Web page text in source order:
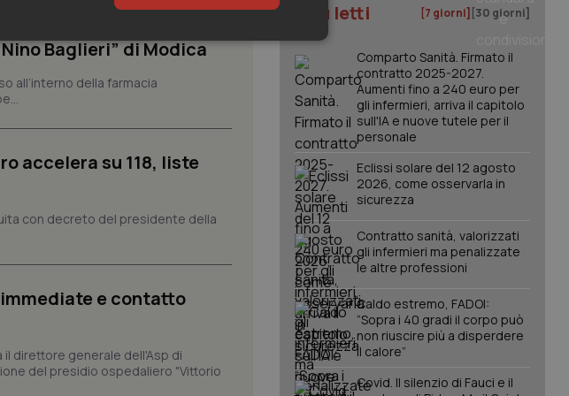
Baglieri” di Modica
all’interno della farmacia
accelera su 118, liste
con decreto del presidente della
e contatto
il direttore generale dell'Asp di
del presidio ospedaliero "Vittorio
I più letti [7 giorni] [30 giorni]
Comparto Sanità. Firmato il
contratto 2025-2027.
Aumenti fino a 240 euro per
gli infermieri, arriva il capitolo
sull'IA e nuove tutele per il
personale
Eclissi solare del 12 agosto
2026, come osservarla in
sicurezza
Contratto sanità, valorizzati
gli infermieri ma penalizzate
le altre professioni
Caldo estremo, FADOI:
“Sopra i 40 gradi il corpo può
non riuscire più a disperdere
il calore”
Covid. Il silenzio di Fauci e il
Marketing
Marketing
correttamente senza questi cookie.
Questo cookie viene utilizzato per memorizzare le
interazione con il sito. Registra i dati sul consenso
del visitatore riguardo a varie politiche e
Questo cookie viene utilizzato dal servizio Cookie-
Script.com per ricordare le preferenze di consenso
sui cookie dei visitatori. È necessario che il banner